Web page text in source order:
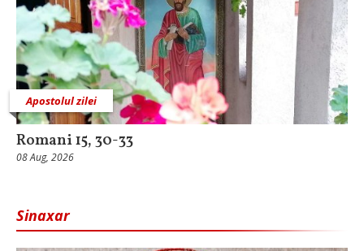
Apostolul zilei
Romani 15, 30-33
08 Aug, 2026
Sinaxar